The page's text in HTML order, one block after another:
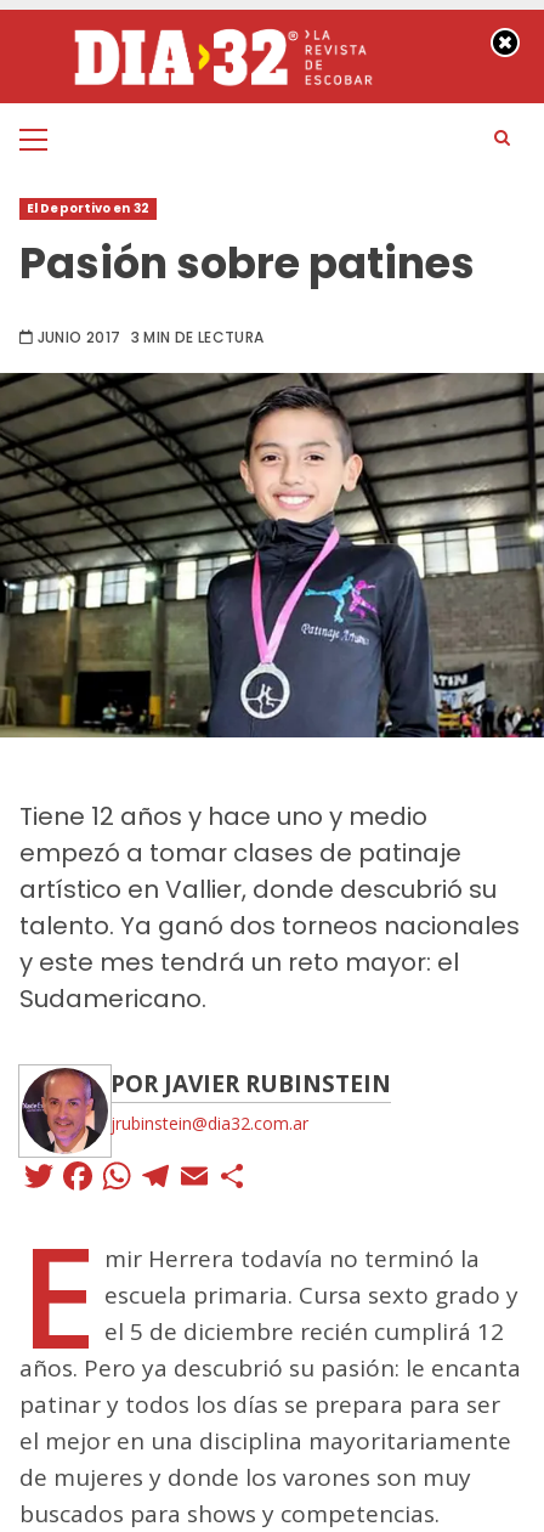
contenido
Menú
El Deportivo en 32
Pasión sobre patines
JUNIO 2017 3 MIN DE LECTURA
Tiene 12 años y hace uno y medio
empezó a tomar clases de patinaje
artístico en Vallier, donde descubrió su
talento. Ya ganó dos torneos nacionales
y este mes tendrá un reto mayor: el
Sudamericano.
POR JAVIER RUBINSTEIN
jrubinstein@dia32.com.ar
Twitter
Facebook
WhatsApp
Telegram
Email
E mir Herrera todavía no terminó la
escuela primaria. Cursa sexto grado y
el 5 de diciembre recién cumplirá 12
años. Pero ya descubrió su pasión: le encanta
patinar y todos los días se prepara para ser
el mejor en una disciplina mayoritariamente
de mujeres y donde los varones son muy
buscados para shows y competencias.